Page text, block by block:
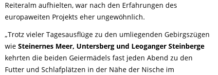
Reiteralm aufhielten, war nach den Erfahrungen des
europaweiten Projekts eher ungewöhnlich.
„Trotz vieler Tagesausflüge zu den umliegenden Gebirgszügen
wie Steinernes Meer, Untersberg und Leoganger Steinberge
kehrten die beiden Geiermädels fast jeden Abend zu den
Futter und Schlafplätzen in der Nähe der Nische im